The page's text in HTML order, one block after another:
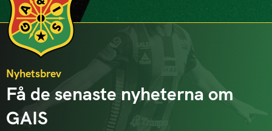
Nyhetsbrev
Få de senaste nyheterna om
GAIS